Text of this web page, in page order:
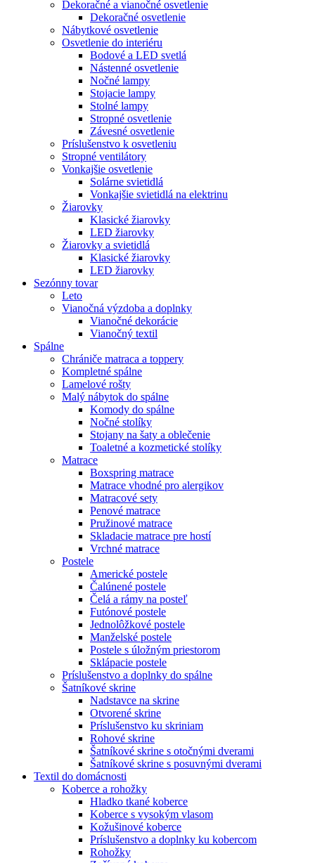
Dekoračné a vianočné osvetlenie
Dekoračné osvetlenie
Nábytkové osvetlenie
Osvetlenie do interiéru
Bodové a LED svetlá
Nástenné osvetlenie
Nočné lampy
Stojacie lampy
Stolné lampy
Stropné osvetlenie
Závesné osvetlenie
Príslušenstvo k osvetleniu
Stropné ventilátory
Vonkajšie osvetlenie
Solárne svietidlá
Vonkajšie svietidlá na elektrinu
Žiarovky
Klasické žiarovky
LED žiarovky
Žiarovky a svietidlá
Klasické žiarovky
LED žiarovky
Sezónny tovar
Leto
Vianočná výzdoba a doplnky
Vianočné dekorácie
Vianočný textil
Spálne
Chrániče matraca a toppery
Kompletné spálne
Lamelové rošty
Malý nábytok do spálne
Komody do spálne
Nočné stolíky
Stojany na šaty a oblečenie
Toaletné a kozmetické stolíky
Matrace
Boxspring matrace
Matrace vhodné pro alergikov
Matracové sety
Penové matrace
Pružinové matrace
Skladacie matrace pre hostí
Vrchné matrace
Postele
Americké postele
Čalúnené postele
Čelá a rámy na posteľ
Futónové postele
Jednolôžkové postele
Manželské postele
Postele s úložným priestorom
Sklápacie postele
Príslušenstvo a doplnky do spálne
Šatníkové skrine
Nadstavce na skrine
Otvorené skrine
Príslušenstvo ku skriniam
Rohové skrine
Šatníkové skrine s otočnými dverami
Šatníkové skrine s posuvnými dverami
Textil do domácnosti
Koberce a rohožky
Hladko tkané koberce
Koberce s vysokým vlasom
Kožušinové koberce
Príslušenstvo a doplnky ku kobercom
Rohožky